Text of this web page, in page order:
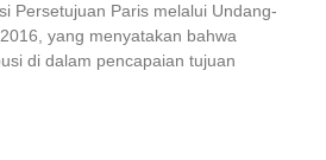
Persetujuan Paris melalui Undang-
yang menyatakan bahwa
di dalam pencapaian tujuan